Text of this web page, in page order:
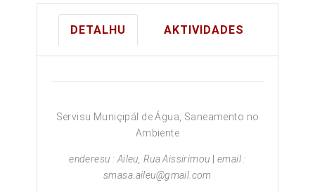
DETALHU AKTIVIDADES
Servisu Muniçipál de Água, Saneamento no
Ambiente
enderesu : Aileu, Rua Aissirimou
email :
smasa.aileu@gmail.com